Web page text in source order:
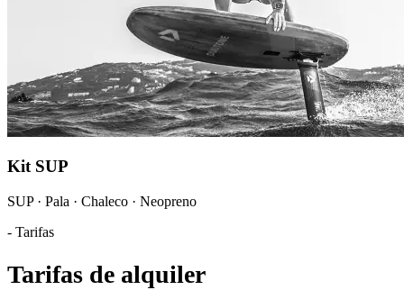
Kit SUP
SUP · Pala · Chaleco · Neopreno
- Tarifas
Tarifas de alquiler